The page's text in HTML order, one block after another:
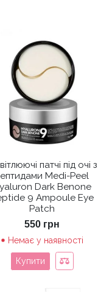
патчі під очі з
Medi-Peel
Dark Benone
9 Ampoule Eye
Patch
550 грн
Немає у наявності
Купити